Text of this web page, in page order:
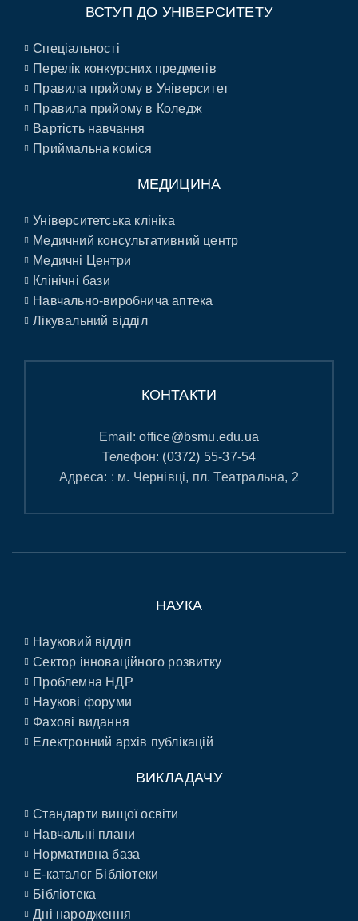
ВСТУП ДО УНІВЕРСИТЕТУ
Спеціальності
Перелік конкурсних предметів
Правила прийому в Університет
Правила прийому в Коледж
Вартість навчання
Приймальна коміся
МЕДИЦИНА
Університетська клініка
Медичний консультативний центр
Медичні Центри
Клінічні бази
Навчально-виробнича аптека
Лікувальний відділ
КОНТАКТИ
Email:office@bsmu.edu.ua
Телефон: (0372) 55-37-54
Адреса: : м. Чернівці, пл. Театральна, 2
НАУКА
Науковий відділ
Сектор інноваційного розвитку
Проблемна НДР
Наукові форуми
Фахові видання
Електронний архів публікацій
ВИКЛАДАЧУ
Стандарти вищої освіти
Навчальні плани
Нормативна база
E-каталог Бібліотеки
Бібліотека
Дні народження